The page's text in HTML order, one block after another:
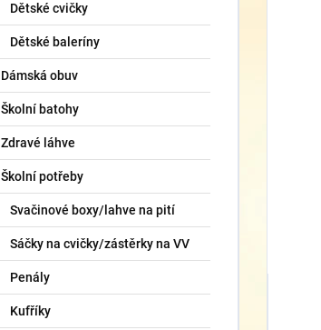
Dětské cvičky
Dětské baleríny
Dámská obuv
Školní batohy
Zdravé láhve
Školní potřeby
Svačinové boxy/lahve na pití
Sáčky na cvičky/zástěrky na VV
Penály
Kufříky